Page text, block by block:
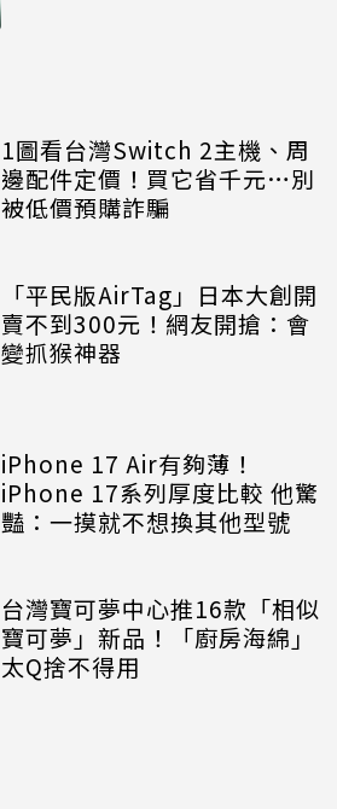
1圖看台灣Switch 2主機、周
邊配件定價！買它省千元…別
被低價預購詐騙
「平民版AirTag」日本大創開
賣不到300元！網友開搶：會
變抓猴神器
iPhone 17 Air有夠薄！
iPhone 17系列厚度比較 他驚
豔：一摸就不想換其他型號
台灣寶可夢中心推16款「相似
寶可夢」新品！「廚房海綿」
太Q捨不得用